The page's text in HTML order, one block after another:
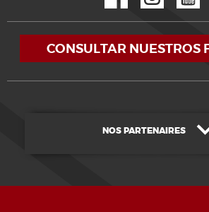
CONSULTAR NUESTROS
NOS PARTENAIRES